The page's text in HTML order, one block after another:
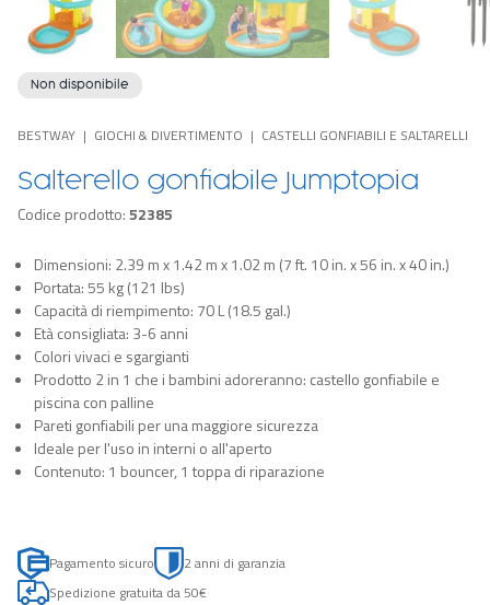
Non disponibile
BESTWAY GIOCHI & DIVERTIMENTO CASTELLI GONFIABILI E SALTARELLI
Salterello gonfiabile Jumptopia
Codice prodotto:52385
Dimensioni: 2.39 m x 1.42 m x 1.02 m (7 ft. 10 in. x 56 in. x 40 in.)
Portata: 55 kg (121 lbs)
Capacità di riempimento: 70 L (18.5 gal.)
Età consigliata: 3-6 anni
Colori vivaci e sgargianti
Prodotto 2 in 1 che i bambini adoreranno: castello gonfiabile e
piscina con palline
Pareti gonfiabili per una maggiore sicurezza
Ideale per l'uso in interni o all'aperto
Contenuto: 1 bouncer, 1 toppa di riparazione
Pagamento sicuro
2 anni di garanzia
Spedizione gratuita da 50€